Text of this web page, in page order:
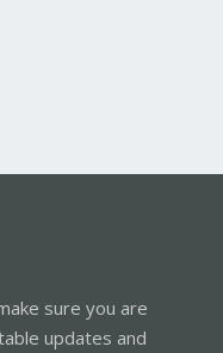
sure you are
updates and